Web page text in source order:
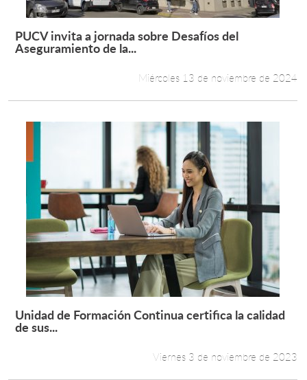
Leer más +
PUCV invita a jornada sobre Desafíos del
Aseguramiento de la...
Miércoles 13 de noviembre de 2024
Leer más +
Unidad de Formación Continua certifica la calidad
de sus...
Viernes 3 de noviembre de 2023